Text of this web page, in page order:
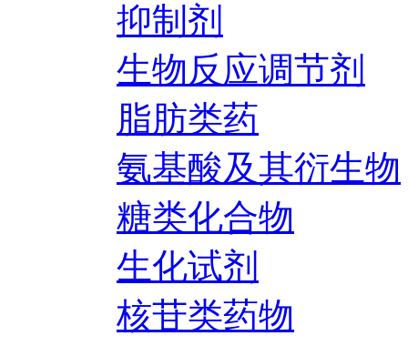
抑制剂
生物反应调节剂
脂肪类药
氨基酸及其衍生物
糖类化合物
生化试剂
核苷类药物